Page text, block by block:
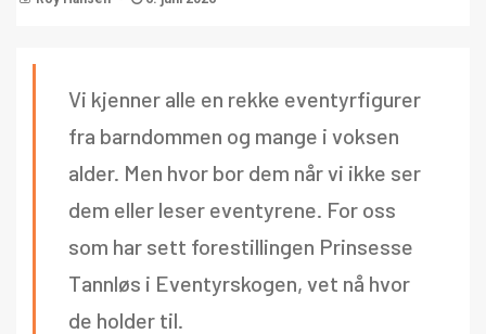
Vi kjenner alle en rekke eventyrfigurer
fra barndommen og mange i voksen
alder. Men hvor bor dem når vi ikke ser
dem eller leser eventyrene. For oss
som har sett forestillingen Prinsesse
Tannløs i Eventyrskogen, vet nå hvor
de holder til.